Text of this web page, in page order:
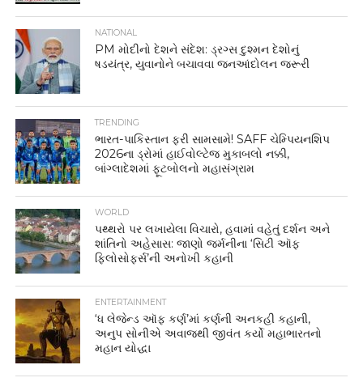
NATIONAL
PM મોદીનો દેશને સંદેશ: ડ્રગ્સ દુશ્મન દેશોનું
ષડયંત્ર, યુવાનોને બચાવવા જનઆંદોલન જરૂરી
TRENDING
ભારત-પાકિસ્તાન ફરી સામસામે! SAFF ચેમ્પિયનશિપ
2026ના ડ્રોમાં હાઈવોલ્ટેજ મુકાબલો નક્કી,
બાંગ્લાદેશમાં ફૂટબોલનો મહાસંગ્રામ
WORLD
પથ્થરો પર લખાયેલા વિચારો, હવામાં વહેતું દર્શન અને
શાંતિનો અહેસાસ: જાણો જર્મનીના ‘સિટી ઑફ
ફિલોસોફર્સ’ની અનોખી કહાની
ENTERTAINMENT
‘ધ લેજેન્ડ ઑફ કર્ણ’માં કર્ણની અનકહી કહાની,
અનુપ સોનીએ અવાજથી જીવંત કર્યો મહાભારતનો
મહાન યોદ્ધા